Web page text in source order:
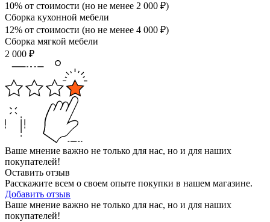
10% от стоимости (но не менее 2 000 ₽)
Сборка кухонной мебели
12% от стоимости (но не менее 4 000 ₽)
Сборка мягкой мебели
2 000 ₽
Ваше мнение важно не только для нас, но и для наших
покупателей!
Оставить отзыв
Расскажите всем о своем опыте покупки в нашем магазине.
Добавить отзыв
Ваше мнение важно не только для нас, но и для наших
покупателей!